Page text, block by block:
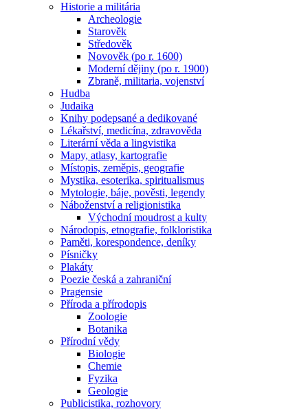
Historie a militária
Archeologie
Starověk
Středověk
Novověk (po r. 1600)
Moderní dějiny (po r. 1900)
Zbraně, militaria, vojenství
Hudba
Judaika
Knihy podepsané a dedikované
Lékařství, medicína, zdravověda
Literární věda a lingvistika
Mapy, atlasy, kartografie
Místopis, zeměpis, geografie
Mystika, esoterika, spiritualismus
Mytologie, báje, pověsti, legendy
Náboženství a religionistika
Východní moudrost a kulty
Národopis, etnografie, folkloristika
Paměti, korespondence, deníky
Písničky
Plakáty
Poezie česká a zahraniční
Pragensie
Příroda a přírodopis
Zoologie
Botanika
Přírodní vědy
Biologie
Chemie
Fyzika
Geologie
Publicistika, rozhovory